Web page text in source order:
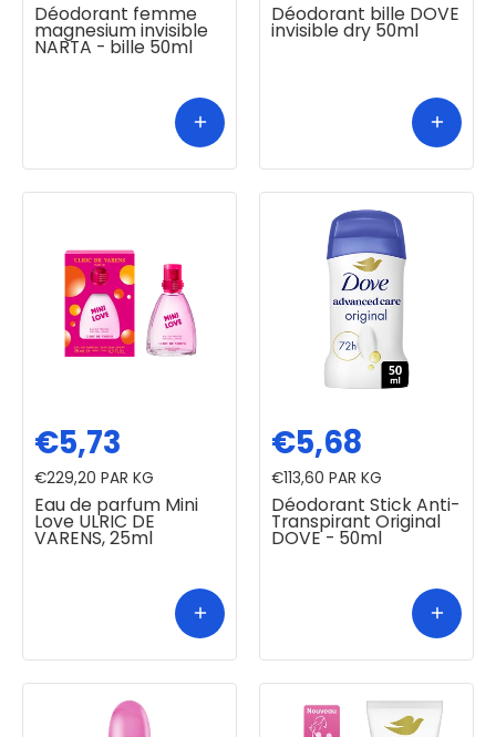
Déodorant femme
magnesium invisible
NARTA - bille 50ml
Déodorant bille DOVE
invisible dry 50ml
Eau de parfum Mini
Love ULRIC DE
VARENS, 25ml
€5,73
€229,20 PAR KG
Déodorant Stick Anti-
Transpirant Original
DOVE - 50ml
€5,68
€113,60 PAR KG